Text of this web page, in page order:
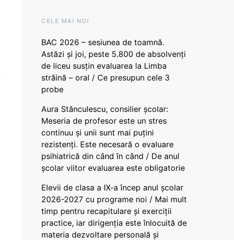
CELE MAI NOI
BAC 2026 – sesiunea de toamnă.
Astăzi și joi, peste 5.800 de absolvenți
de liceu susțin evaluarea la Limba
străină – oral / Ce presupun cele 3
probe
Aura Stănculescu, consilier școlar:
Meseria de profesor este un stres
continuu și unii sunt mai puțini
rezistenți. Este necesară o evaluare
psihiatrică din când în când / De anul
școlar viitor evaluarea este obligatorie
Elevii de clasa a IX-a încep anul școlar
2026-2027 cu programe noi / Mai mult
timp pentru recapitulare și exerciții
practice, iar dirigenția este înlocuită de
materia dezvoltare personală și